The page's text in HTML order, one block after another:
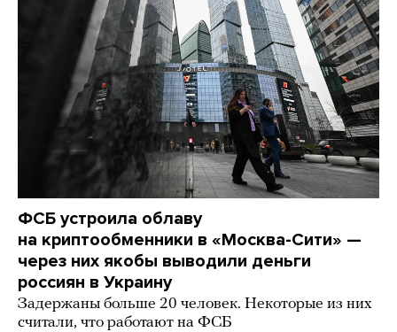
ФСБ устроила облаву
на криптообменники в «Москва-Сити» —
через них якобы выводили деньги
россиян в Украину
Задержаны больше 20 человек. Некоторые из них
считали, что работают на ФСБ